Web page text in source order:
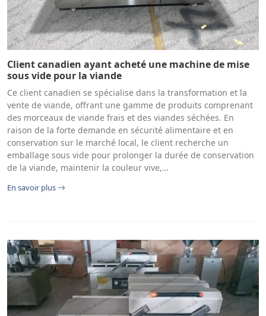
Client canadien ayant acheté une machine de mise
sous vide pour la viande
Ce client canadien se spécialise dans la transformation et la
vente de viande, offrant une gamme de produits comprenant
des morceaux de viande frais et des viandes séchées. En
raison de la forte demande en sécurité alimentaire et en
conservation sur le marché local, le client recherche un
emballage sous vide pour prolonger la durée de conservation
de la viande, maintenir la couleur vive,…
En savoir plus